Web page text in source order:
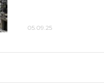
05.09.25